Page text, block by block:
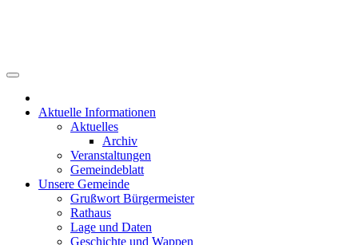
Aktuelle Informationen
Aktuelles
Archiv
Veranstaltungen
Gemeindeblatt
Unsere Gemeinde
Grußwort Bürgermeister
Rathaus
Lage und Daten
Geschichte und Wappen